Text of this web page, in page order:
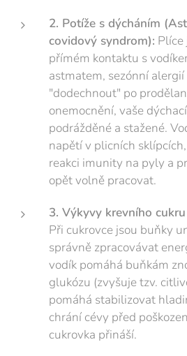
2. Potíže s dýcháním
covidový syndrom): Plíce
přímém kontaktu s
astmatem, sezónní
"dodechnout" po
onemocnění, vaše
podrážděné a stažené.
napětí v plicních
reakci imunity na pyly a
opět volně pracovat.
3. Výkyvy krevního
Při cukrovce jsou buňky
správně zpracovávat
vodík pomáhá buňkám
glukózu (zvyšuje tzv.
pomáhá stabilizovat
chrání cévy před
cukrovka přináší.